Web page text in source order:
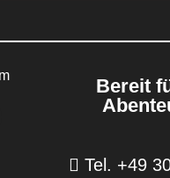
Bereit
Tel. +49